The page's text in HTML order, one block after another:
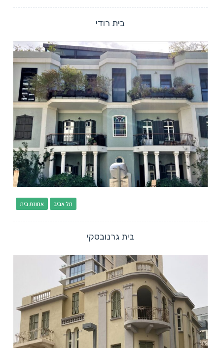
בית רודי
אחוזת בית תל אביב
בית גרנובסקי